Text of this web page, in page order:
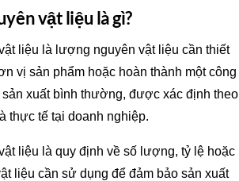
vật liệu là gì?
liệu là lượng nguyên vật liệu cần thiết
vị sản phẩm hoặc hoàn thành một công
xuất bình thường, được xác định theo
thực tế tại doanh nghiệp.
liệu là quy định về số lượng, tỷ lệ hoặc
liệu cần sử dụng để đảm bảo sản xuất